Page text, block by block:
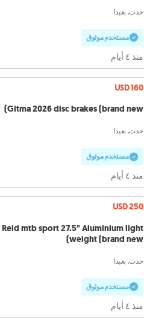
حدت, بعبدا
مستخدم موثوق
منذ ٤ أيام
USD 160
Gitma 2026 disc brakes (brand new)
حدت, بعبدا
مستخدم موثوق
منذ ٤ أيام
USD 250
Reid mtb sport 27.5" Aluminium light
weight (brand new)
حدت, بعبدا
مستخدم موثوق
منذ ٤ أيام